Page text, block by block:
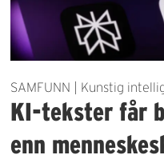
SAMFUNN | Kunstig
KI-tekster får
enn